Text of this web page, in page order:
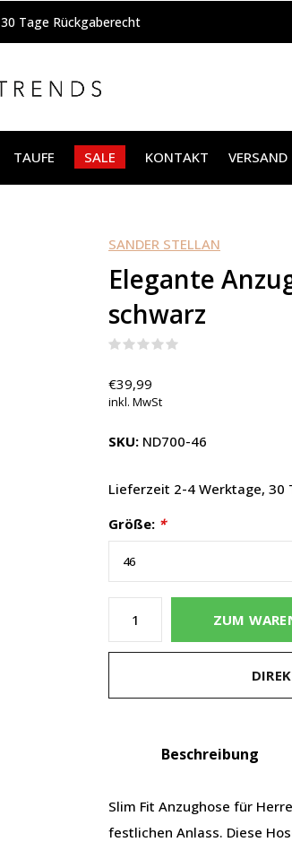
TAUFE SALE KONTAKT VERSAND
30 Tage Rückgaberecht
SANDER STELLAN
Elegante
schwarz
€39,99
inkl. MwSt
SKU: ND700-46
Lieferzeit 2-4 Werktage, 30
Größe: *
ZUM
Beschreibung
Slim Fit Anzughose für
festlichen Anlass. Diese